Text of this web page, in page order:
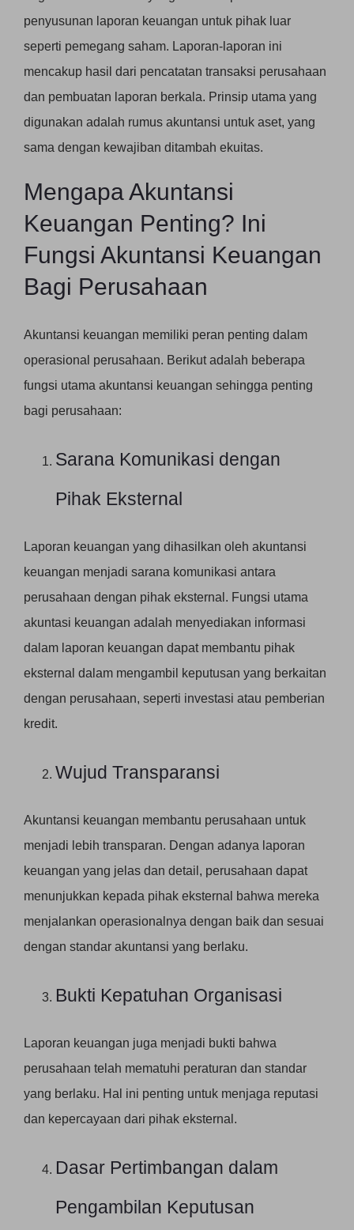
penyusunan laporan keuangan untuk pihak luar
seperti pemegang saham. Laporan-laporan ini
mencakup hasil dari pencatatan transaksi perusahaan
dan pembuatan laporan berkala. Prinsip utama yang
digunakan adalah rumus akuntansi untuk aset, yang
sama dengan kewajiban ditambah ekuitas.
Mengapa Akuntansi
Keuangan Penting? Ini
Fungsi Akuntansi Keuangan
Bagi Perusahaan
Akuntansi keuangan memiliki peran penting dalam
operasional perusahaan. Berikut adalah beberapa
fungsi utama akuntansi keuangan sehingga penting
bagi perusahaan:
Sarana Komunikasi dengan
Pihak Eksternal
Laporan keuangan yang dihasilkan oleh akuntansi
keuangan menjadi sarana komunikasi antara
perusahaan dengan pihak eksternal. Fungsi utama
akuntasi keuangan adalah menyediakan informasi
dalam laporan keuangan dapat membantu pihak
eksternal dalam mengambil keputusan yang berkaitan
dengan perusahaan, seperti investasi atau pemberian
kredit.
Wujud Transparansi
Akuntansi keuangan membantu perusahaan untuk
menjadi lebih transparan. Dengan adanya laporan
keuangan yang jelas dan detail, perusahaan dapat
menunjukkan kepada pihak eksternal bahwa mereka
menjalankan operasionalnya dengan baik dan sesuai
dengan standar akuntansi yang berlaku.
Bukti Kepatuhan Organisasi
Laporan keuangan juga menjadi bukti bahwa
perusahaan telah mematuhi peraturan dan standar
yang berlaku. Hal ini penting untuk menjaga reputasi
dan kepercayaan dari pihak eksternal.
Dasar Pertimbangan dalam
Pengambilan Keputusan